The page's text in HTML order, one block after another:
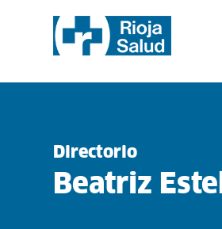
Directorio
Beatriz